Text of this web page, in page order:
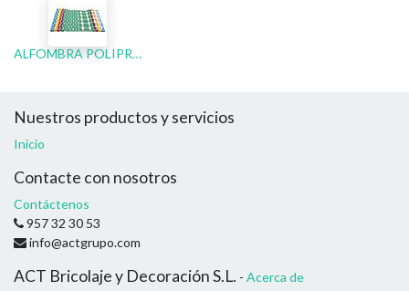
ALFOMBRA POLIPROPILENO DE EXTERIOR
Nuestros productos y servicios
Inicio
Contacte con nosotros
Contáctenos
957 32 30 53
info@actgrupo.com
ACT Bricolaje y Decoración S.L. - Acerca de